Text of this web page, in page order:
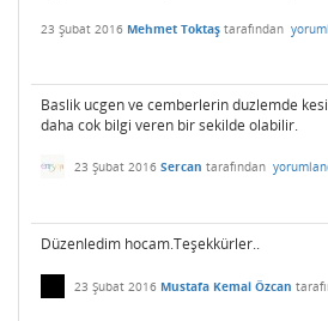
23 Şubat 2016 Mehmet Toktaş tarafından
Baslik ucgen ve cemberlerin duzlemde
daha cok bilgi veren bir sekilde olabilir.
23 Şubat 2016 Sercan tarafından
Düzenledim hocam.Teşekkürler..
23 Şubat 2016 Mustafa Kemal Özcan